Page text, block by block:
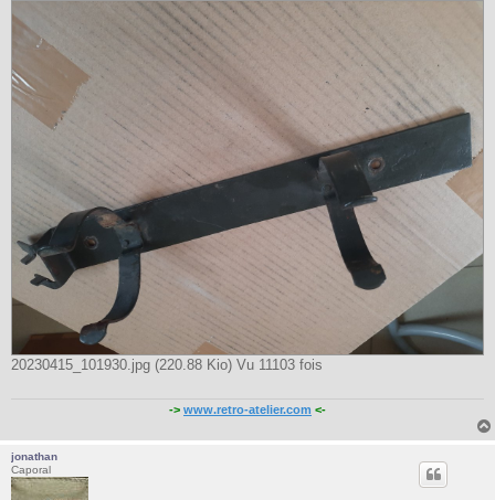
20230415_101930.jpg (220.88 Kio) Vu 11103 fois
-> www.retro-atelier.com <-
jonathan
Caporal